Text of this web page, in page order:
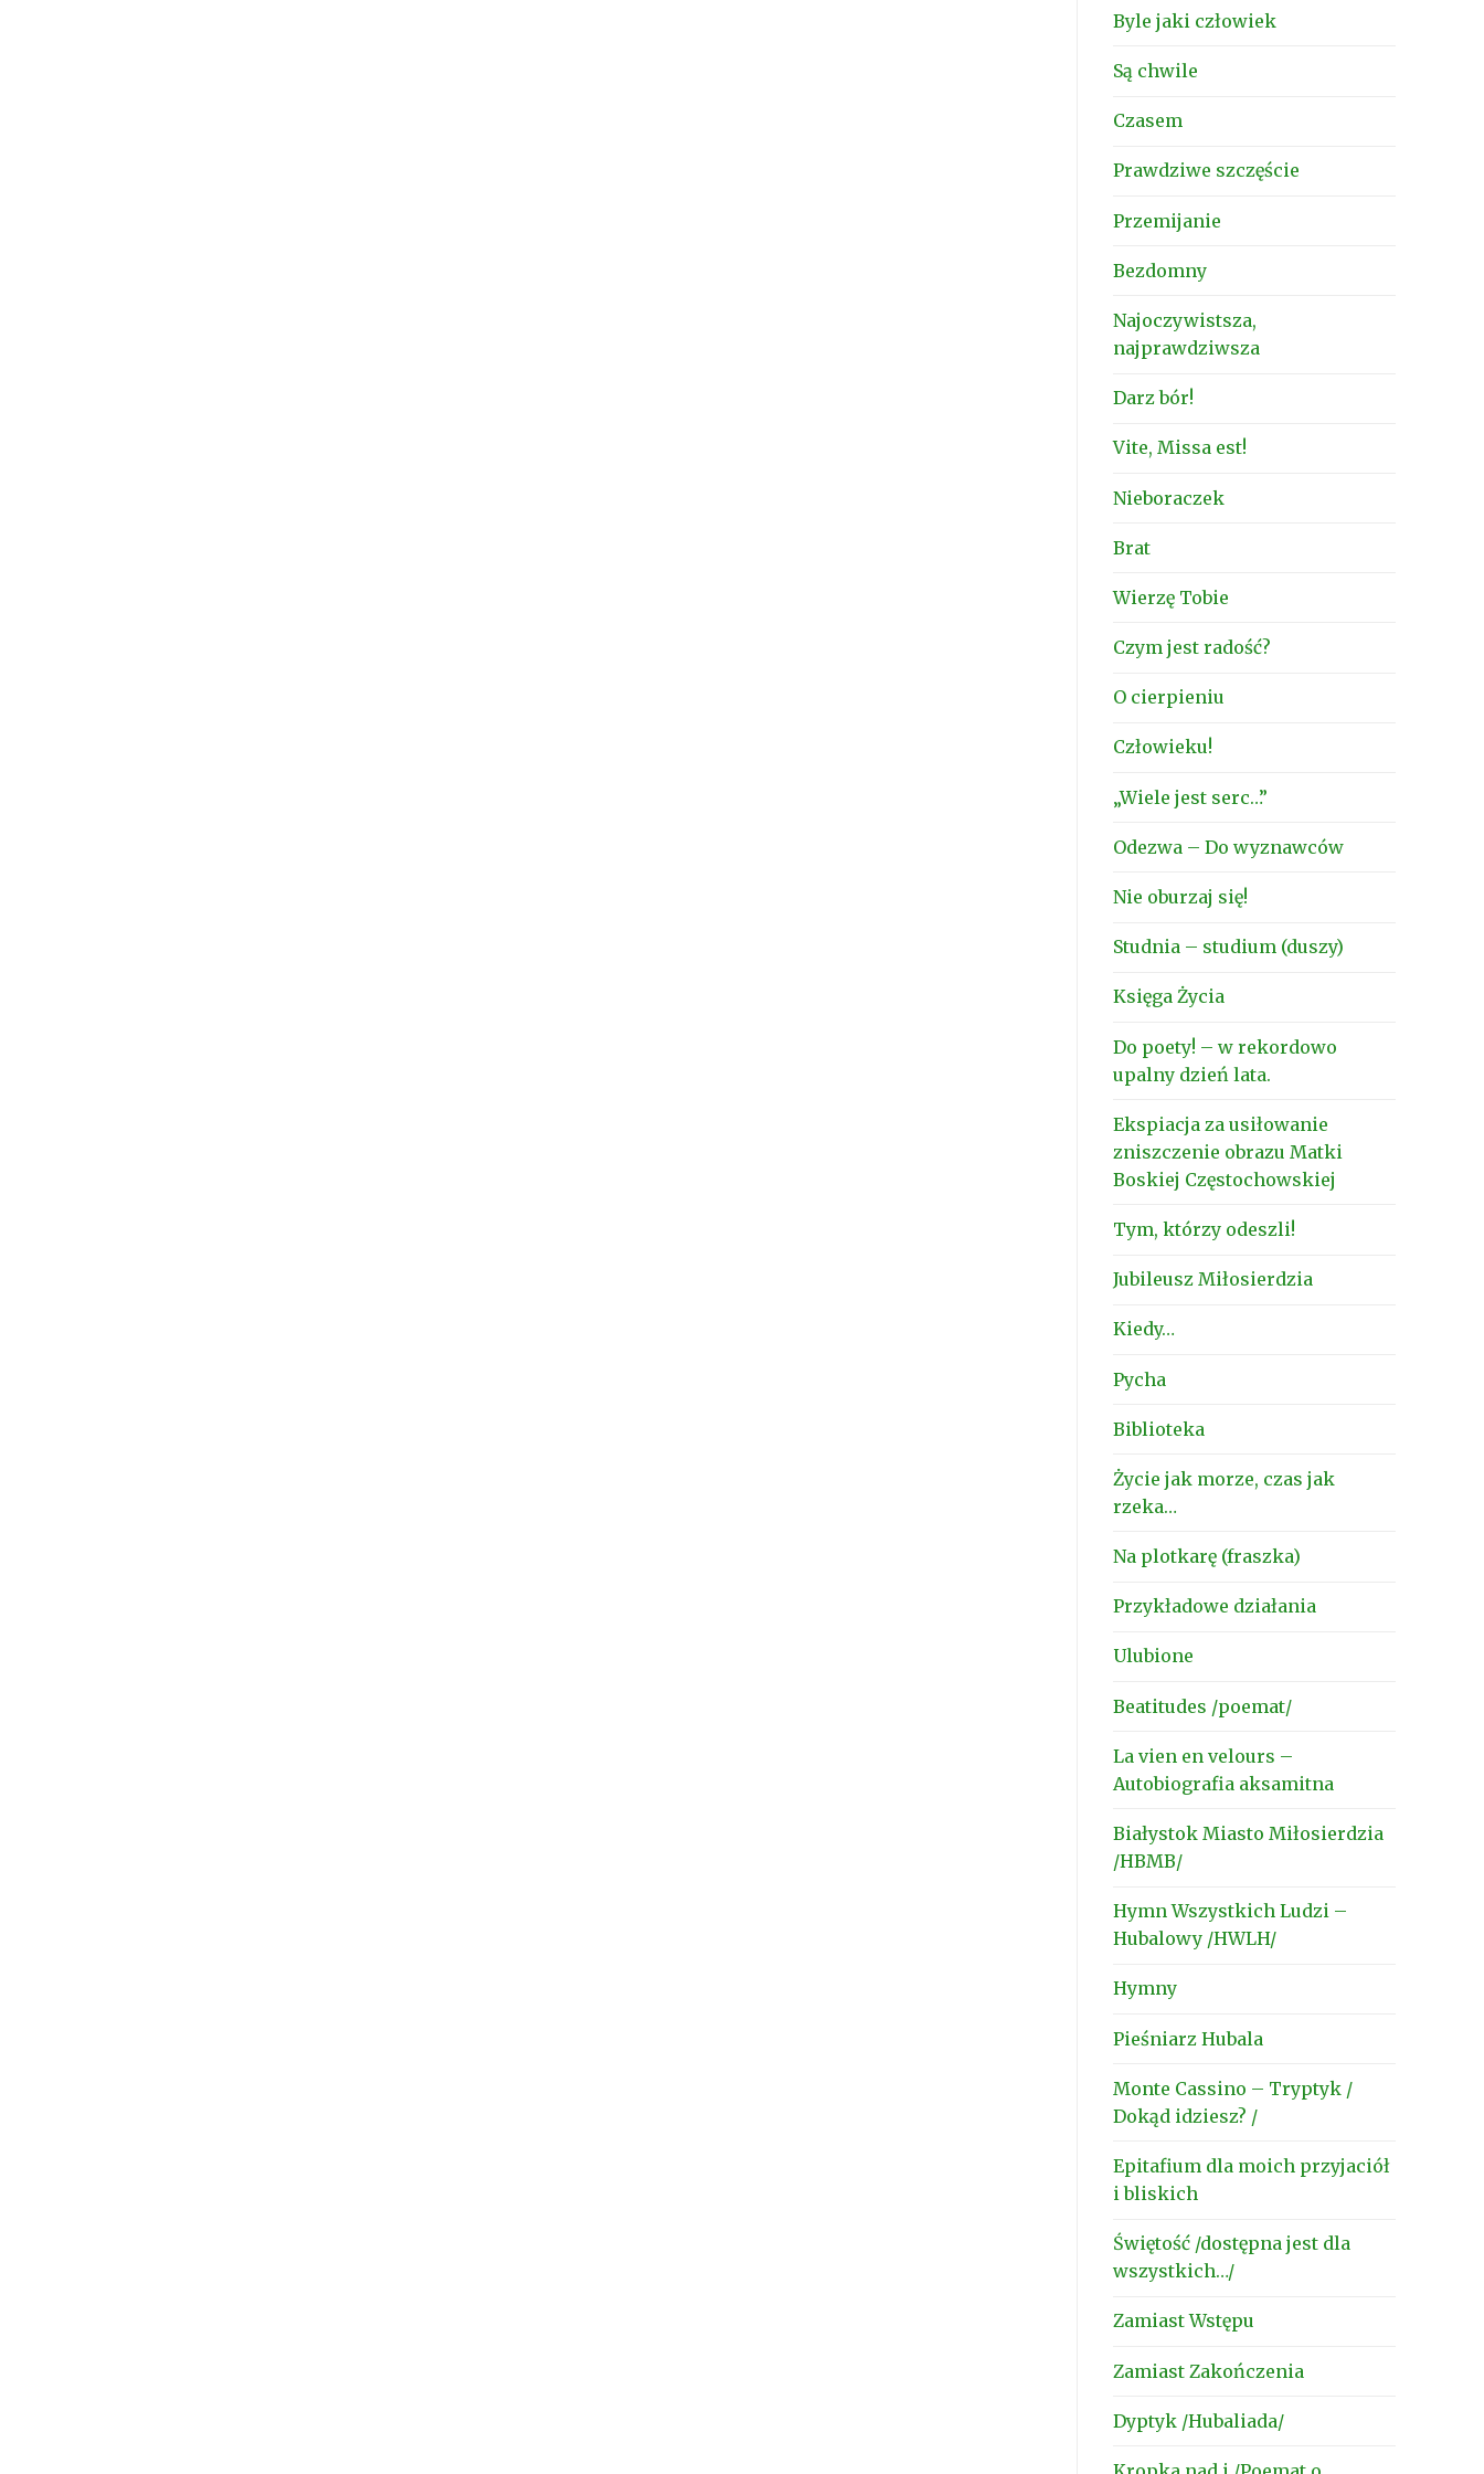
Byle jaki człowiek
Są chwile
Czasem
Prawdziwe szczęście
Przemijanie
Bezdomny
Najoczywistsza,
najprawdziwsza
Darz bór!
Vite, Missa est!
Nieboraczek
Brat
Wierzę Tobie
Czym jest radość?
O cierpieniu
Człowieku!
„Wiele jest serc…”
Odezwa – Do wyznawców
Nie oburzaj się!
Studnia – studium (duszy)
Księga Życia
Do poety! – w rekordowo
upalny dzień lata.
Ekspiacja za usiłowanie
zniszczenie obrazu Matki
Boskiej Częstochowskiej
Tym, którzy odeszli!
Jubileusz Miłosierdzia
Kiedy…
Pycha
Biblioteka
Życie jak morze, czas jak
rzeka…
Na plotkarę (fraszka)
Przykładowe działania
Ulubione
Beatitudes /poemat/
La vien en velours –
Autobiografia aksamitna
Białystok Miasto Miłosierdzia
/HBMB/
Hymn Wszystkich Ludzi –
Hubalowy /HWLH/
Hymny
Pieśniarz Hubala
Monte Cassino – Tryptyk /
Dokąd idziesz? /
Epitafium dla moich przyjaciół
i bliskich
Świętość /dostępna jest dla
wszystkich…/
Zamiast Wstępu
Zamiast Zakończenia
Dyptyk /Hubaliada/